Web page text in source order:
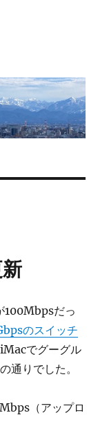
100Mbpsだっ
のスイッチ
でグーグル
通りでした。
（アップロ